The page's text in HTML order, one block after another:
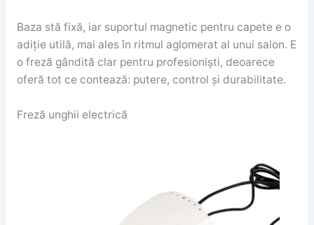
Baza stă fixă, iar suportul magnetic pentru capete e o
adiție utilă, mai ales în ritmul aglomerat al unui salon. E
o freză gândită clar pentru profesioniști, deoarece
oferă tot ce contează: putere, control și durabilitate.
Freză unghii electrică